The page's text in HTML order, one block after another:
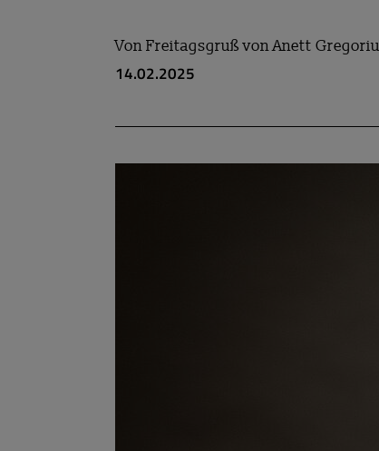
VonFreitagsgruß von Anett
14.02.2025